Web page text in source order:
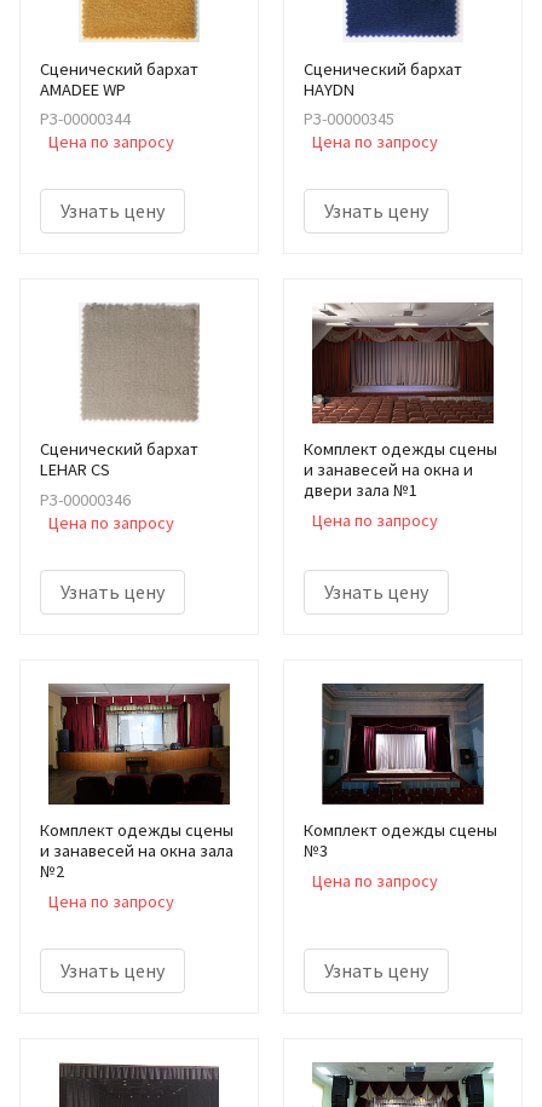
Сценический бархат
AMADEE WP
РЗ-00000344
Цена по запросу
Узнать цену
Сценический бархат
HAYDN
РЗ-00000345
Цена по запросу
Узнать цену
Сценический бархат
LEHAR CS
РЗ-00000346
Цена по запросу
Узнать цену
Комплект одежды сцены
и занавесей на окна и
двери зала №1
Цена по запросу
Узнать цену
Комплект одежды сцены
и занавесей на окна зала
№2
Цена по запросу
Узнать цену
Комплект одежды сцены
№3
Цена по запросу
Узнать цену